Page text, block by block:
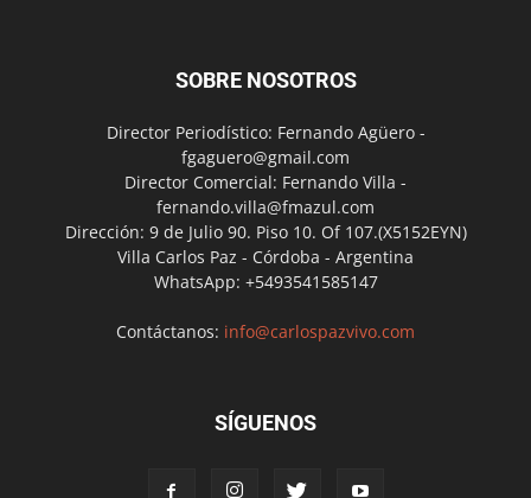
SOBRE NOSOTROS
Director Periodístico: Fernando Agüero -
fgaguero@gmail.com
Director Comercial: Fernando Villa -
fernando.villa@fmazul.com
Dirección: 9 de Julio 90. Piso 10. Of 107.(X5152EYN)
Villa Carlos Paz - Córdoba - Argentina
WhatsApp: +5493541585147
Contáctanos: info@carlospazvivo.com
SÍGUENOS